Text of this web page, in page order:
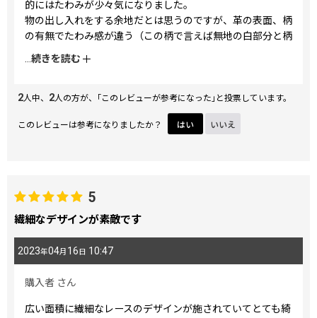
的にはたわみが少々気になりました。
物の出し入れをする余地だとは思うのですが、革の表面、柄
の有無でたわみ感が違う（この柄で言えば無地の白部分と柄
部分）ため、均等かつ全面に柄が入っている物の方が気にな
らなかったかな？と思っています。
続きを読む
2人中、 2人の方が、｢このレビューが参考になった｣と投票しています。
このレビューは参考になりましたか？ はい いいえ
5
繊細なデザインが素敵です
2023年04月 16 日 10:47
購入者 さん
広い面積に繊細なレースのデザインが施されていてとても綺